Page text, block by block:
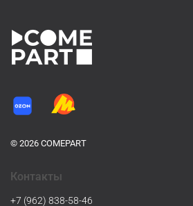
© 2026 COMEPART
Контакты
+7 (962) 838-58-46